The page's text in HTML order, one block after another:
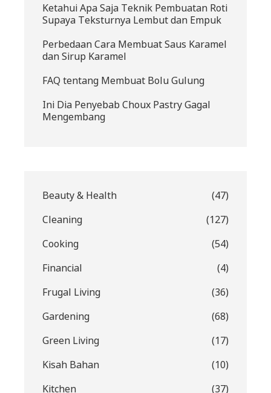
Ketahui Apa Saja Teknik Pembuatan Roti
Supaya Teksturnya Lembut dan Empuk
Perbedaan Cara Membuat Saus Karamel
dan Sirup Karamel
FAQ tentang Membuat Bolu Gulung
Ini Dia Penyebab Choux Pastry Gagal
Mengembang
Beauty & Health
(47)
Cleaning
(127)
Cooking
(54)
Financial
(4)
Frugal Living
(36)
Gardening
(68)
Green Living
(17)
Kisah Bahan
(10)
Kitchen
(37)